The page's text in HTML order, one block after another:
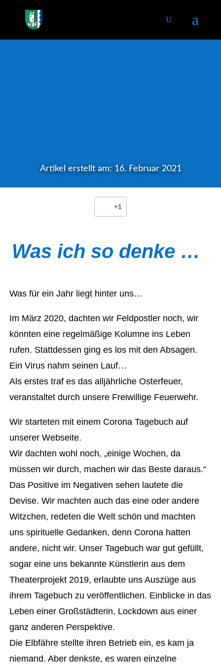
Artikel erstellt am: 16. Februar 2021
+1
Was ich so denke …
Was für ein Jahr liegt hinter uns…
Im März 2020, dachten wir Feldpostler noch, wir
könnten eine regelmäßige Kolumne ins Leben
rufen. Stattdessen ging es los mit den Absagen.
Ein Virus nahm seinen Lauf…
Als erstes traf es das alljährliche Osterfeuer,
veranstaltet durch unsere Freiwillige Feuerwehr.
Wir starteten mit einem Corona Tagebuch auf
unserer Webseite.
Wir dachten wohl noch, „einige Wochen, da
müssen wir durch, machen wir das Beste daraus.“
Das Positive im Negativen sehen lautete die
Devise. Wir machten auch das eine oder andere
Witzchen, redeten die Welt schön und machten
uns spirituelle Gedanken, denn Corona hatten
andere, nicht wir. Unser Tagebuch war gut gefüllt,
sogar eine uns bekannte Künstlerin aus dem
Theaterprojekt 2019, erlaubte uns Auszüge aus
ihrem Tagebuch zu veröffentlichen. Einblicke in das
Leben einer Großstädterin, Lockdown aus einer
ganz anderen Perspektive.
Die Elbfähre stellte ihren Betrieb ein, es kam ja
niemand. Aber denkste, es waren einzelne